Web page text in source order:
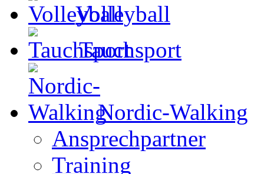
Volleyball
Tauchsport
Nordic-Walking
Ansprechpartner
Training